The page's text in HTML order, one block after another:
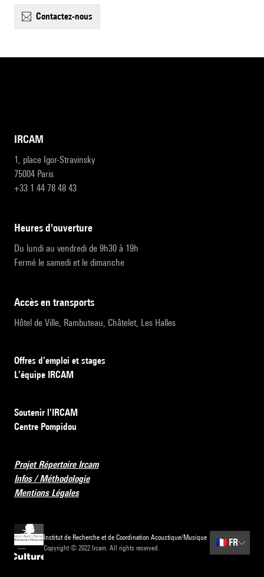
contactez-nous
IRCAM
1, place Igor-Stravinsky
75004 Paris
+33 1 44 78 48 43
heures d'ouverture
Du lundi au vendredi de 9h30 à 19h
Fermé le samedi et le dimanche
accès en transports
Hôtel de Ville, Rambuteau, Châtelet, Les Halles
Offres d’emploi et stages
L’équipe IRCAM
Soutenir l’IRCAM
Centre Pompidou
Projet Répertoire Ircam
Infos / Méthodologie
Mentions Légales
Institut de Recherche et de Coordination Acoustique/Musique
Copyright © 2022 Ircam. All rights reserved.
🇫🇷 FR